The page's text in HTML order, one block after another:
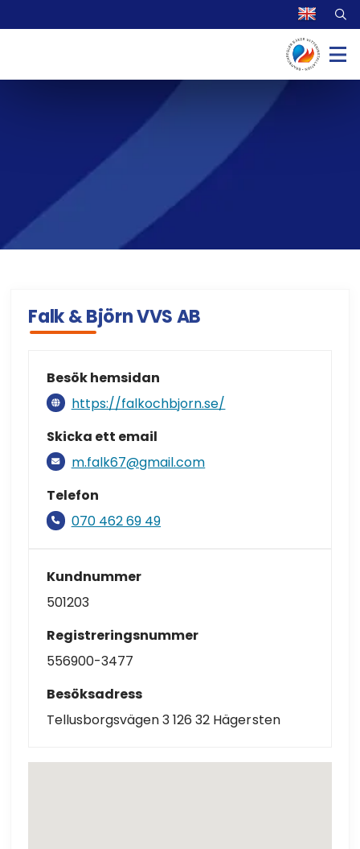
Falk & Björn VVS AB
Besök hemsidan
https://falkochbjorn.se/
Skicka ett email
m.falk67@gmail.com
Telefon
070 462 69 49
Kundnummer
501203
Registreringsnummer
556900-3477
Besöksadress
Tellusborgsvägen 3 126 32 Hägersten